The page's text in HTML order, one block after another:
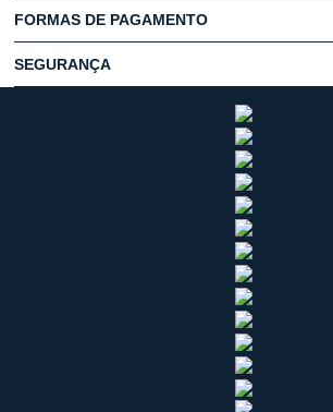
FORMAS DE PAGAMENTO
SEGURANÇA